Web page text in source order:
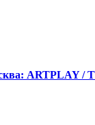
ARTPLAY /